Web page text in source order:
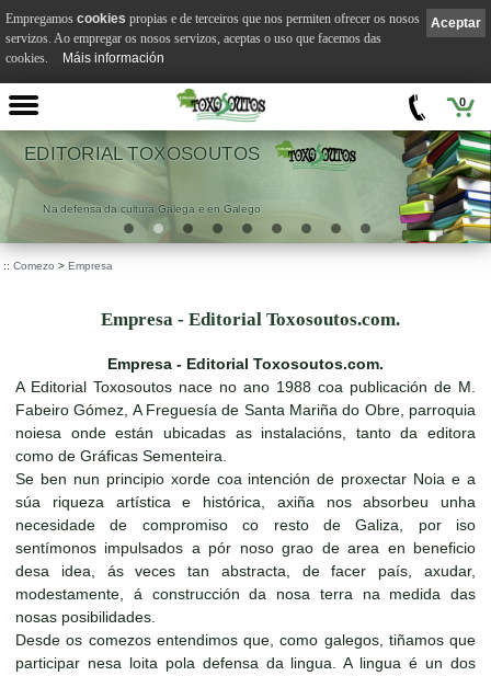
0
EDITORIAL TOXOSOUTOS
Na defensa da cultura Galega e en Galego
:: Comezo > Empresa
Empresa - Editorial Toxosoutos.com.
Empresa - Editorial Toxosoutos.com.
A Editorial Toxosoutos nace no ano 1988 coa publicación de M.
Fabeiro Gómez, A Freguesía de Santa Mariña do Obre, parroquia
noiesa onde están ubicadas as instalacións, tanto da editora
como de Gráficas Sementeira.
Se ben nun principio xorde coa intención de proxectar Noia e a
súa riqueza artística e histórica, axiña nos absorbeu unha
necesidade de compromiso co resto de Galiza, por iso
sentímonos impulsados a pór noso grao de area en beneficio
desa idea, ás veces tan abstracta, de facer país, axudar,
modestamente, á construcción da nosa terra na medida das
nosas posibilidades.
Desde os comezos entendimos que, como galegos, tiñamos que
participar nesa loita pola defensa da lingua. A lingua é un dos
Aceptar
Empregamos cookies propias e de terceiros que nos permiten ofrecer os nosos
servizos. Ao empregar os nosos servizos, aceptas o uso que facemos das
cookies.
Máis información